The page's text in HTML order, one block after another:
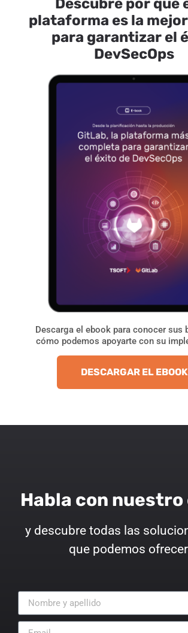
Descubre por qué
plataforma es la
para garantizar el
DevSecOps
Descarga el ebook para conocer sus
cómo podemos apoyarte con su
DESCARGAR EL EBOOK
Habla con
y descubre todas las
que podemos